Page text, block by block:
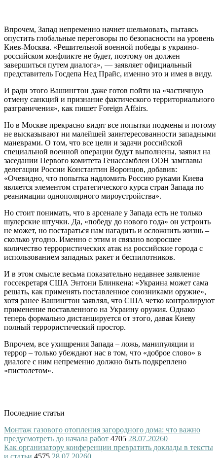
Впрочем, Запад непременно начнет шельмовать, пытаясь
опустить глобальные переговоры по безопасности на уровень
Киев-Москва. «Решительной военной победы в украино-
российском конфликте не будет, поэтому он должен
завершиться путем диалога», — заявляет официальный
представитель Госдепа Нед Прайс, именно это и имея в виду.
И ради этого Вашингтон даже готов пойти на «частичную
отмену санкций и признание фактического территориального
разграничения», как пишет Foreign Affairs.
Но в Москве прекрасно видят все попытки подмены и потому
не высказывают ни малейшей заинтересованности западными
маневрами. О том, что все цели и задачи российской
специальной военной операции будут выполнены, заявил на
заседании Первого комитета Генассамблеи ООН замглавы
делегации России Константин Воронцов, добавив:
«Очевидно, что попытка надломить Россию руками Киева
является элементом стратегического курса стран Запада по
реанимации однополярного мироустройства».
Но стоит понимать, что в арсенале у Запада есть не только
шулерские штучки. Да, «победу до нового года» он устроить
не может, но постараться нам нагадить и осложнить жизнь –
сколько угодно. Именно с этим и связано возросшее
количество террористических атак на российские города с
использованием западных ракет и беспилотников.
И в этом смысле весьма показательно недавнее заявление
госсекретаря США Энтони Блинкена: «Украина может сама
решать, как применять поставленное союзниками оружие»,
хотя ранее Вашингтон заявлял, что США четко контролируют
применение поставленного на Украину оружия. Однако
теперь формально дистанцируется от этого, давая Киеву
полный террористический простор.
Впрочем, все ухищрения Запада – ложь, манипуляции и
террор – только убеждают нас в том, что «доброе слово» в
диалоге с ним непременно должно быть подкреплено
«пистолетом».
Последние статьи
Монтаж газового отопления загородного дома: что важно
предусмотреть до начала работ 4705 28.07.20260
Как организатору конференции превратить доклады в тексты
и статьи 4575 28.07.20260